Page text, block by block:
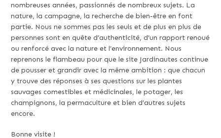
nombreuses années, passionnés de nombreux sujets. La
nature, la campagne, la recherche de bien-être en font
partie. Nous ne sommes pas les seuls et de plus en plus de
personnes sont en quête d’authenticité, d’un rapport renoué
ou renforcé avec la nature et l’environnement. Nous
reprenons le flambeau pour que le site Jardinautes continue
de pousser et grandir avec la même ambition : que chacun
y trouve des réponses à ses questions sur les plantes
sauvages comestibles et médicinales, le potager, les
champignons, la permaculture et bien d’autres sujets
encore.
Bonne visite !